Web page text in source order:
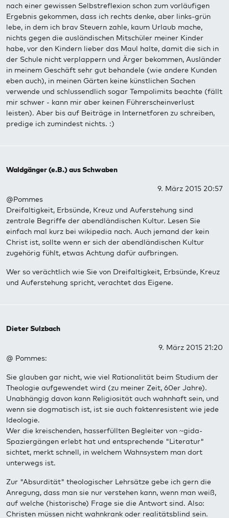
nach einer gewissen Selbstreflexion schon zum vorläufigen
Ergebnis gekommen, dass ich rechts denke, aber links-grün
lebe, in dem ich brav Steuern zahle, kaum Urlaub mache,
nichts gegen die ausländischen Mitschüler meiner Kinder
habe, vor den Kindern lieber das Maul halte, damit die sich in
der Schule nicht verplappern und Ärger bekommen, Ausländer
in meinem Geschäft sehr gut behandele (wie andere Kunden
eben auch), in meinen Gärten keine künstlichen Sachen
verwende und schlussendlich sogar Tempolimits beachte (fällt
mir schwer - kann mir aber keinen Führerscheinverlust
leisten). Aber bis auf Beiträge in Internetforen zu schreiben,
predige ich zumindest nichts. :)
Waldgänger (e.B.) aus Schwaben
9. März 2015 20:57
@Pommes
Dreifaltigkeit, Erbsünde, Kreuz und Auferstehung sind
zentrale Begriffe der abendländischen Kultur. Lesen Sie
einfach mal kurz bei wikipedia nach. Auch jemand der kein
Christ ist, sollte wenn er sich der abendländischen Kultur
zugehörig fühlt, etwas Achtung dafür aufbringen.
Wer so verächtlich wie Sie von Dreifaltigkeit, Erbsünde, Kreuz
und Auferstehung spricht, verachtet das Eigene.
Dieter Sulzbach
9. März 2015 21:20
@ Pommes:
Sie glauben gar nicht, wie viel Rationalität beim Studium der
Theologie aufgewendet wird (zu meiner Zeit, 60er Jahre).
Unabhängig davon kann Religiosität auch wahnhaft sein, und
wenn sie dogmatisch ist, ist sie auch faktenresistent wie jede
Ideologie.
Wer die kreischenden, hasserfüllten Begleiter von ~gida-
Spaziergängen erlebt hat und entsprechende "Literatur"
sichtet, merkt schnell, in welchem Wahnsystem man dort
unterwegs ist.
Zur "Absurdität" theologischer Lehrsätze gebe ich gern die
Anregung, dass man sie nur verstehen kann, wenn man weiß,
auf welche (historische) Frage sie die Antwort sind. Also:
Christen müssen nicht wahnkrank oder realitätsblind sein.